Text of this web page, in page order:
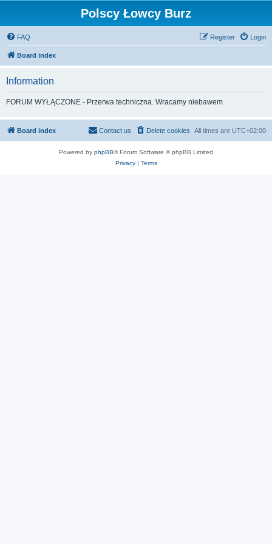
Polscy Łowcy Burz
FAQ Login
Register
Board index
Information
FORUM WYŁĄCZONE - Przerwa techniczna. Wracamy niebawem
Board index All times are UTC+02:00
Delete cookies
Contact us
Powered by phpBB® Forum Software © phpBB Limited
Privacy| Terms